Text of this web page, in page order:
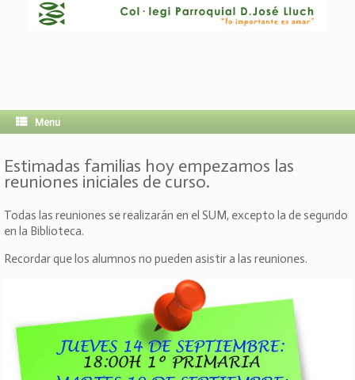
Menu
Estimadas familias hoy empezamos las
reuniones iniciales de curso.
Todas las reuniones se realizarán en el SUM, excepto la de segundo
en la Biblioteca.
Recordar que los alumnos no pueden asistir a las reuniones.